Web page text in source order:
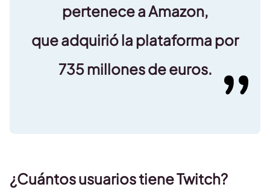
pertenece a Amazon,
que adquirió la plataforma por
735 millones de euros.
¿Cuántos usuarios tiene Twitch?